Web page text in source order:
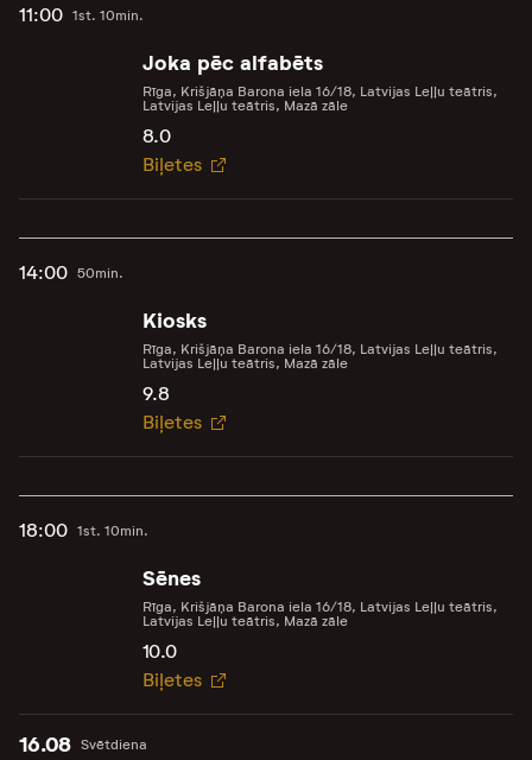
11:00 1st. 10min.
Joka pēc alfabēts
Rīga, Krišjāņa Barona iela 16/18, Latvijas Leļļu teātris,
Latvijas Leļļu teātris, Mazā zāle
8.0
Biļetes
14:00 50min.
Kiosks
Rīga, Krišjāņa Barona iela 16/18, Latvijas Leļļu teātris,
Latvijas Leļļu teātris, Mazā zāle
9.8
Biļetes
18:00 1st. 10min.
Sēnes
Rīga, Krišjāņa Barona iela 16/18, Latvijas Leļļu teātris,
Latvijas Leļļu teātris, Mazā zāle
10.0
Biļetes
Svētdiena
16.08